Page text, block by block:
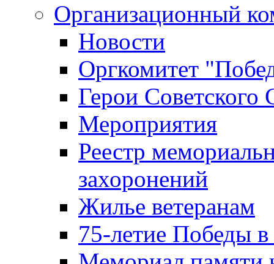
Организационный
Новости
Оргкомитет
Герои Советского
Мероприятия
Реестр
захоронений
Жилье ветеранам
75-летие Победы